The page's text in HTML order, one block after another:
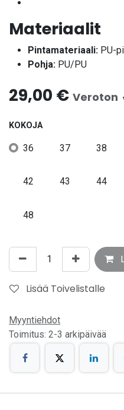
Materiaalit
Pintamateriaali: PU-
Pohja: PU/PU
29,00 € Veroton
KOKOJA
36 37 38
42 43 44
48
Lisää Toivelistalle
Myyntiehdot
Toimitus: 2-3 arkipäivää